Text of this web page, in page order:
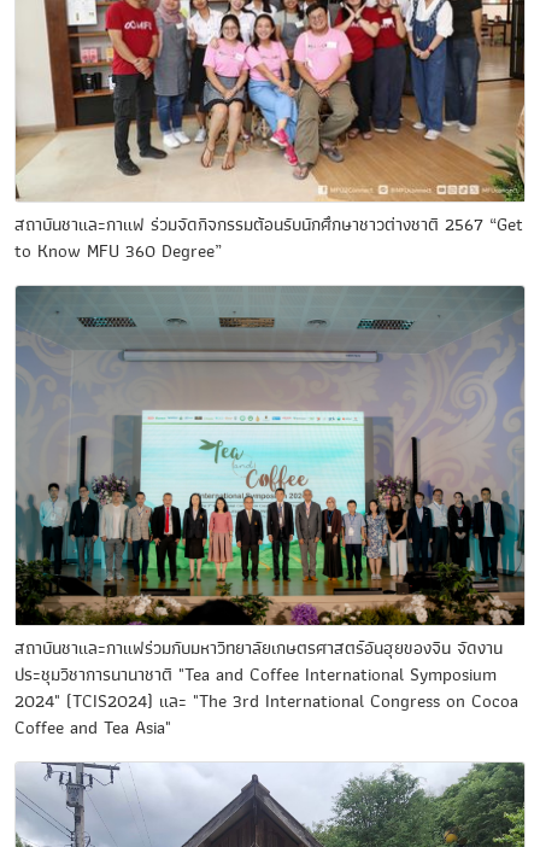
สถาบันชาและกาแฟ ร่วมจัดกิจกรรมต้อนรับนักศึกษาชาวต่างชาติ 2567 “Get
to Know MFU 360 Degree”
สถาบันชาและกาแฟร่วมกับมหาวิทยาลัยเกษตรศาสตร์อันฮุยของจีน จัดงาน
ประชุมวิชาการนานาชาติ "Tea and Coffee International Symposium
2024" (TCIS2024) และ "The 3rd International Congress on Cocoa
Coffee and Tea Asia"